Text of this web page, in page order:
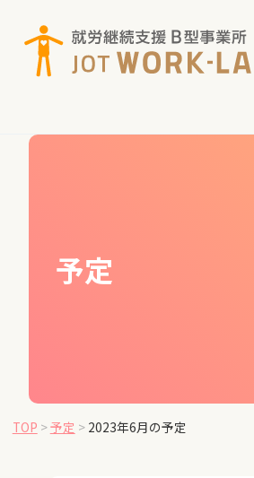
予定
TOP >予定 > 2023年6月の予定